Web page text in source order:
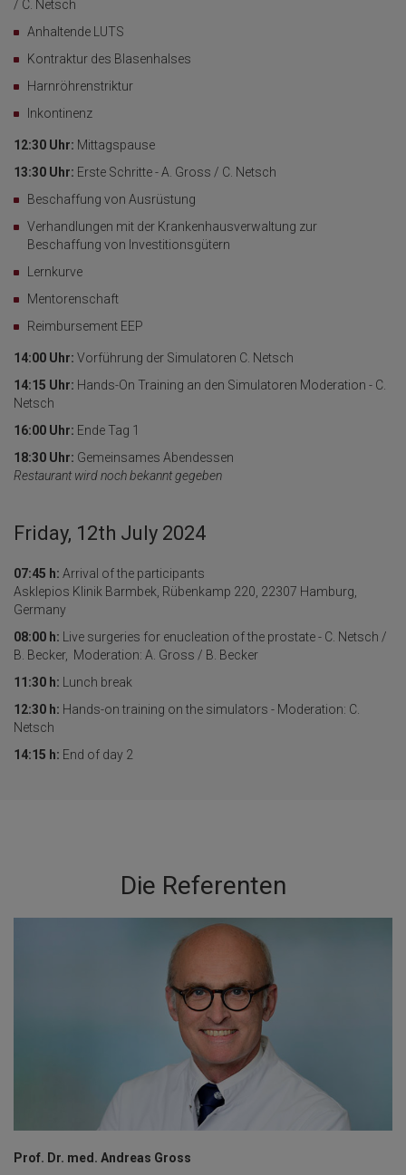
/ C. Netsch
Anhaltende LUTS
Kontraktur des Blasenhalses
Harnröhrenstriktur
Inkontinenz
12:30 Uhr: Mittagspause
13:30 Uhr: Erste Schritte - A. Gross / C. Netsch
Beschaffung von Ausrüstung
Verhandlungen mit der Krankenhausverwaltung zur
Beschaffung von Investitionsgütern
Lernkurve
Mentorenschaft
Reimbursement EEP
14:00 Uhr: Vorführung der Simulatoren C. Netsch
14:15 Uhr: Hands-On Training an den Simulatoren Moderation - C.
Netsch
16:00 Uhr: Ende Tag 1
18:30 Uhr: Gemeinsames Abendessen
Restaurant wird noch bekannt gegeben
Friday, 12th July 2024
07:45 h: Arrival of the participants
Asklepios Klinik Barmbek, Rübenkamp 220, 22307 Hamburg,
Germany
08:00 h:
Live surgeries for enucleation of the prostate - C. Netsch /
B. Becker, Moderation: A. Gross / B. Becker
11:30 h:
Lunch break
12:30 h: Hands-on training on the simulators - Moderation: C.
Netsch
14:15 h: End of day 2
Die Referenten
Prof. Dr. med. Andreas Gross